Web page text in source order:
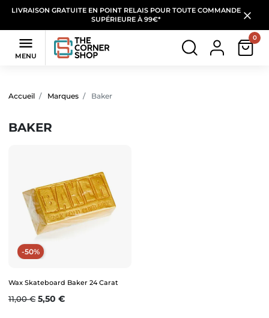
LIVRAISON GRATUITE EN POINT RELAIS POUR TOUTE COMMANDE
SUPÉRIEURE À 99€*

MENU
0
Accueil Marques Baker
BAKER
-50%
Wax Skateboard Baker 24 Carat
Prix de base
11,00 € Prix
5,50 €